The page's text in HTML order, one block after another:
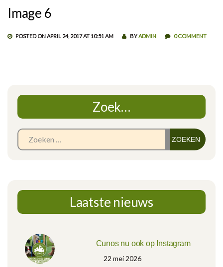
Image 6
POSTED ON APRIL 24, 2017 AT 10:51 AM BYADMIN 0 COMMENT
Zoek…
Laatste nieuws
Cunos nu ook op Instagram
22 mei 2026